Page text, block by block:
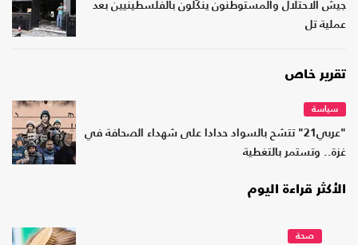
جيش الاحتلال والمستوطنون ينكّلون بالفلسطينيين بعد
عملية تل
تقرير خاص
سياسة
"عربي21" تتشح بالسواد حدادا على شهداء الصحافة في
غزة.. وتستمر بالتغطية
الأكثر قراءة اليوم
صحة